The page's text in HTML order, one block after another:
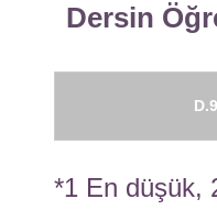
Dersin
*1 En düşük,